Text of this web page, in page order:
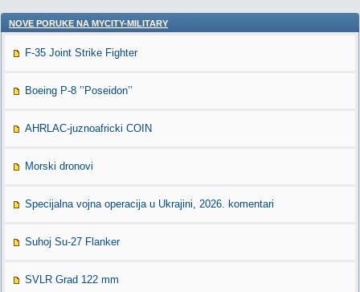
NOVE PORUKE NA MYCITY-MILITARY
F-35 Joint Strike Fighter
Boeing P-8 ’’Poseidon’’
AHRLAC-juznoafricki COIN
Morski dronovi
Specijalna vojna operacija u Ukrajini, 2026. komentari
Suhoj Su-27 Flanker
SVLR Grad 122 mm